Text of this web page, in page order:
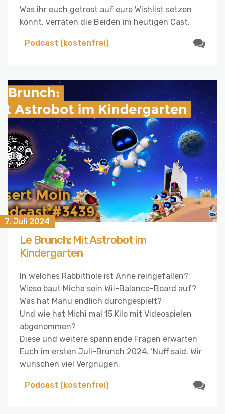
Was ihr euch getrost auf eure Wishlist setzen
könnt, verraten die Beiden im heutigen Cast.
Podcast (kostenfrei)
7. Juli 2024
Le Brunch: Mit Astrobot im
Kindergarten
In welches Rabbithole ist Anne reingefallen?
Wieso baut Micha sein Wii-Balance-Board auf?
Was hat Manu endlich durchgespielt?
Und wie hat Michi mal 15 Kilo mit Videospielen
abgenommen?
Diese und weitere spannende Fragen erwarten
Euch im ersten Juli-Brunch 2024. ‘Nuff said. Wir
wünschen viel Vergnügen.
Podcast (kostenfrei)